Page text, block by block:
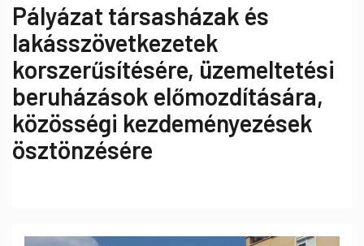
Pályázat társasházak és
lakásszövetkezetek
korszerűsítésére, üzemeltetési
beruházások előmozdítására,
közösségi kezdeményezések
ösztönzésére